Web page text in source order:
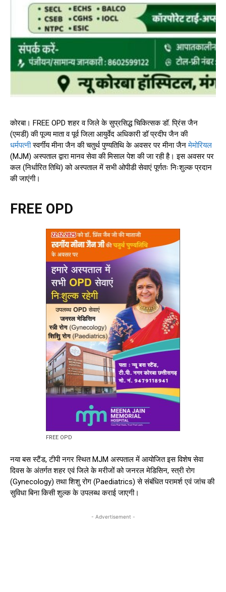
कोरबा। FREE OPD शहर व जिले के सुप्रसिद्ध चिकित्सक डॉ. प्रिंस जैन
(एमडी) की पूज्य माता व पूर्व जिला आयुर्वेद अधिकारी डॉ प्रदीप जैन की
धर्मपत्नीस्वर्गीय मीना जैन की चतुर्थ पुण्यतिथि के अवसर पर मीना जैनमेमोरियल
(MJM) अस्पताल द्वारा मानव सेवा की मिसाल पेश की जा रही है। इस अवसर पर
कल (निर्धारित तिथि) को अस्पताल में सभी ओपीडी सेवाएं पूर्णतः निःशुल्क प्रदान
की जाएंगी।
FREE OPD
FREE OPD
नया बस स्टैंड, टीपी नगर स्थित MJM अस्पताल में आयोजित इस विशेष सेवा
दिवस के अंतर्गत शहर एवं जिले के मरीजों को जनरल मेडिसिन, स्त्री रोग
(Gynecology) तथा शिशु रोग (Paediatrics) से संबंधित परामर्श एवं जांच की
सुविधा बिना किसी शुल्क के उपलब्ध कराई जाएगी।
- Advertisement -